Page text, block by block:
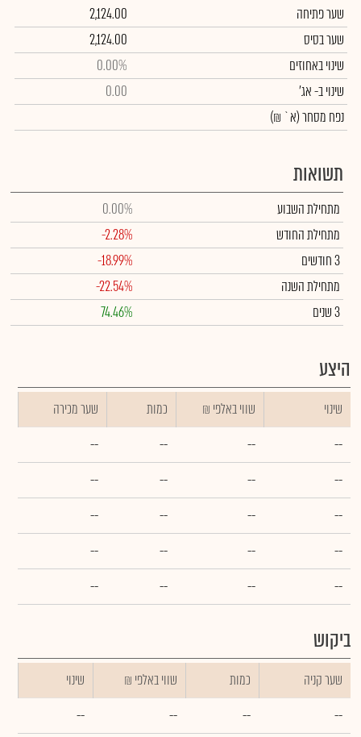
שער פתיחה
2,124.00
שער בסיס
2,124.00
שינוי באחוזים
0.00%
שינויב- אג'
0.00
נפח מסחר(א` ₪)
תשואות
מתחילת השבוע
0.00%
מתחילת החודש
-2.28%
3 חודשים
-18.99%
מתחילת השנה
-22.54%
3 שנים
74.46%
היצע
שינוי ₪ שווי באלפי כמות
שער מכירה
--
--
--
--
--
--
--
--
--
--
--
--
--
--
--
--
--
--
--
--
ביקוש
שער קניה כמות ₪ שווי באלפי
שינוי
--
--
--
--